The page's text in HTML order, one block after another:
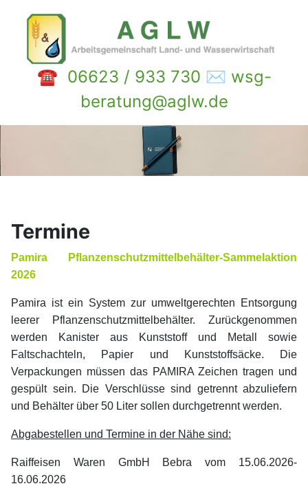
☎ 06623 / 933 730 ✉ wsg-
beratung@aglw.de
Termine
Pamira Pflanzenschutzmittelbehälter-Sammelaktion
2026
Pamira ist ein System zur umweltgerechten Entsorgung
leerer Pflanzenschutzmittelbehälter. Zurückgenommen
werden Kanister aus Kunststoff und Metall sowie
Faltschachteln, Papier und Kunststoffsäcke. Die
Verpackungen müssen das PAMIRA Zeichen tragen und
gespült sein. Die Verschlüsse sind getrennt abzuliefern
und Behälter über 50 Liter sollen durchgetrennt werden.
Abgabestellen und Termine in der Nähe sind:
Raiffeisen Waren GmbH Bebra vom 15.06.2026-
16.06.2026